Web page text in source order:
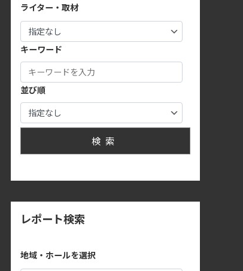
ライター・取材
キーワード
並び順
検索
レポート検索
地域・ホールを選択